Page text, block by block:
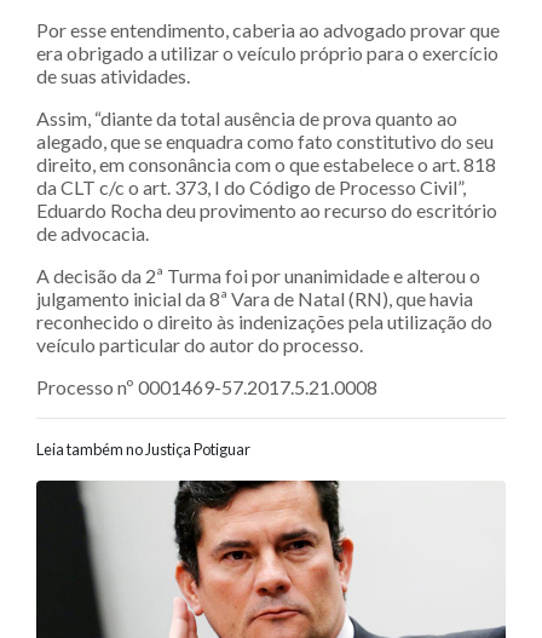
Por esse entendimento, caberia ao advogado provar que
era obrigado a utilizar o veículo próprio para o exercício
de suas atividades.
Assim, “diante da total ausência de prova quanto ao
alegado, que se enquadra como fato constitutivo do seu
direito, em consonância com o que estabelece o art. 818
da CLT c/c o art. 373, I do Código de Processo Civil”,
Eduardo Rocha deu provimento ao recurso do escritório
de advocacia.
A decisão da 2ª Turma foi por unanimidade e alterou o
julgamento inicial da 8ª Vara de Natal (RN), que havia
reconhecido o direito às indenizações pela utilização do
veículo particular do autor do processo.
Processo nº 0001469-57.2017.5.21.0008
Leia também no Justiça Potiguar
Navegação entre posts